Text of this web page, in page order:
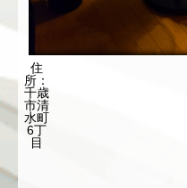
住
所：
千歳
市清
水町
6丁
目